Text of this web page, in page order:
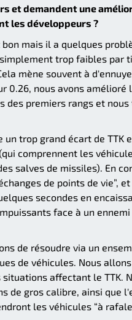
et demandent une
les développeurs ?
bon mais il a quelques
trop faibles par
mène souvent à
0.26, nous avons
des premiers rangs et
un trop grand écart de
comprennent les
salves de missiles). En
de points de vie”,
secondes en
face à un
de résoudre via un
de véhicules. Nous
affectant le TTK.
de gros calibre, ainsi que
les véhicules “à